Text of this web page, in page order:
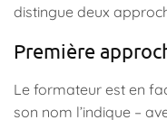
distingue deux
Première
Le formateur est en
son nom l’indique –